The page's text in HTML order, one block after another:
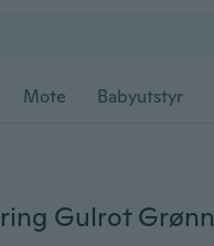
Mote Babyutstyr